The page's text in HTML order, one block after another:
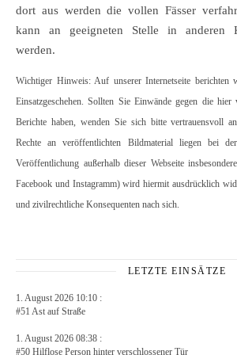
dort aus werden die vollen Fässer
kann an geeigneten Stelle in anderen
werden.
Wichtiger Hinweis: Auf unserer Internetseite berichten
Einsatzgeschehen. Sollten Sie Einwände gegen die
Berichte haben, wenden Sie sich bitte vertrauensvoll
Rechte an veröffentlichten Bildmaterial liegen bei
Veröffentlichung außerhalb dieser Webseite
Facebook und Instagramm) wird hiermit ausdrücklich
und zivilrechtliche Konsequenten nach sich.
LETZTE EINSÄTZE
1. August 2026 10:10 :
#51 Ast auf Straße
1. August 2026 08:38 :
#50 Hilflose Person hinter verschlossener Tür